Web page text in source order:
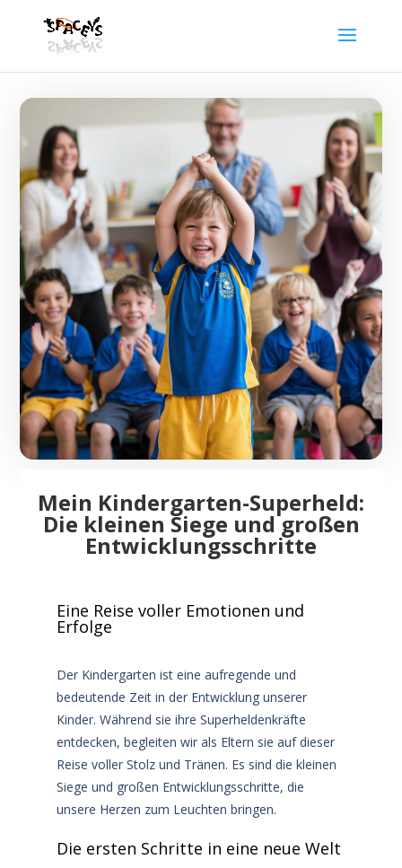
Mein Kindergarten-Superheld:
Die kleinen Siege und großen
Entwicklungsschritte
Eine Reise voller Emotionen und
Erfolge
Der Kindergarten ist eine aufregende und
bedeutende Zeit in der Entwicklung unserer
Kinder. Während sie ihre Superheldenkräfte
entdecken, begleiten wir als Eltern sie auf dieser
Reise voller Stolz und Tränen. Es sind die kleinen
Siege und großen Entwicklungsschritte, die
unsere Herzen zum Leuchten bringen.
Die ersten Schritte in eine neue Welt